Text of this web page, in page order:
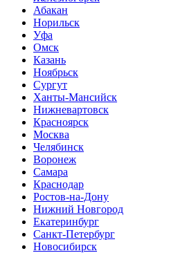
Абакан
Норильск
Уфа
Омск
Казань
Ноябрьск
Сургут
Ханты-Мансийск
Нижневартовск
Красноярск
Москва
Челябинск
Воронеж
Самара
Краснодар
Ростов-на-Дону
Нижний Новгород
Екатеринбург
Санкт-Петербург
Новосибирск